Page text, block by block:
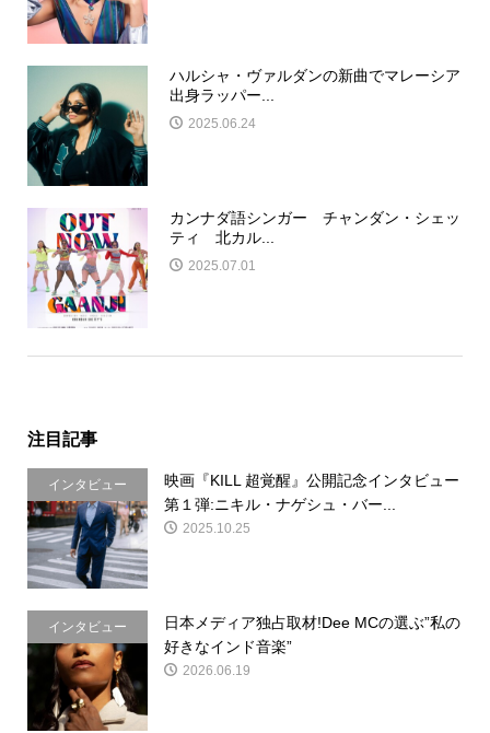
ハルシャ・ヴァルダンの新曲でマレーシア
出身ラッパー...
2025.06.24
カンナダ語シンガー チャンダン・シェッ
ティ 北カル...
2025.07.01
注目記事
インタビュー
映画『KILL 超覚醒』公開記念インタビュー
第１弾:ニキル・ナゲシュ・バー...
2025.10.25
インタビュー
日本メディア独占取材!Dee MCの選ぶ”私の
好きなインド音楽”
2026.06.19